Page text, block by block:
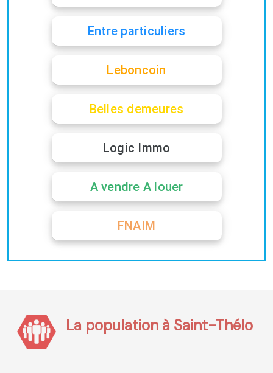
Entre particuliers
Leboncoin
Belles demeures
Logic Immo
A vendre A louer
FNAIM
La population à Saint-Thélo